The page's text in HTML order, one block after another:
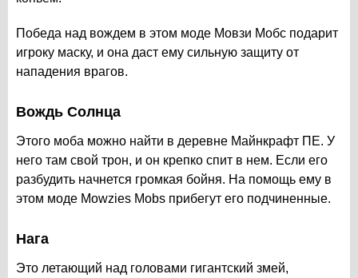
Победа над вождем в этом моде Мовзи Мобс подарит
игроку маску, и она даст ему сильную защиту от
нападения врагов.
Вождь Солнца
Этого моба можно найти в деревне Майнкрафт ПЕ. У
него там свой трон, и он крепко спит в нем. Если его
разбудить начнется громкая бойня. На помощь ему в
этом моде Mowzies Mobs прибегут его подчиненные.
Нага
Это летающий над головами гигантский змей,